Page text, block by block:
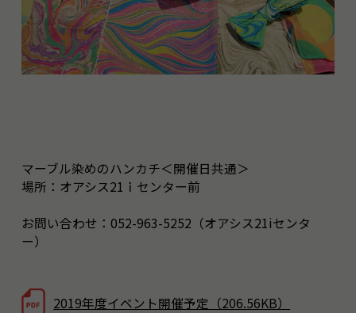
マーブル染めのハンカチ＜開催日共通＞
場所：オアシス21ｉセンター前
お問い合わせ：052-963-5252（オアシス21iセンタ
ー）
2019年度イベント開催予定（206.56KB）